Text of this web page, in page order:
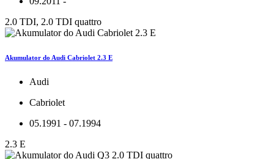
2.0 TDI, 2.0 TDI quattro
Akumulator do Audi Cabriolet 2.3 E
Audi
Cabriolet
05.1991 - 07.1994
2.3 E